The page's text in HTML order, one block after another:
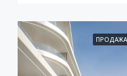
ПРОДАЖА